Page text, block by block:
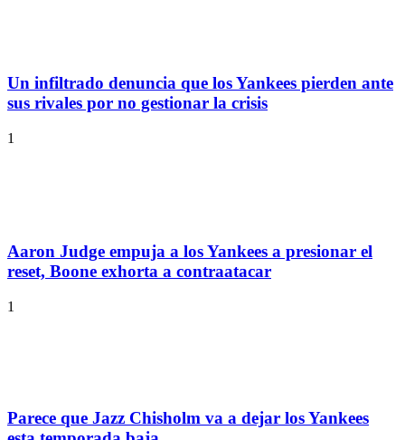
Un infiltrado denuncia que los Yankees pierden ante
sus rivales por no gestionar la crisis
1
Aaron Judge empuja a los Yankees a presionar el
reset, Boone exhorta a contraatacar
1
Parece que Jazz Chisholm va a dejar los Yankees